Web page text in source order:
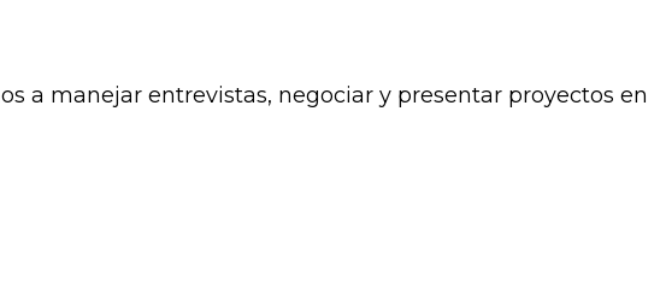
a manejar entrevistas, negociar y presentar proyectos en